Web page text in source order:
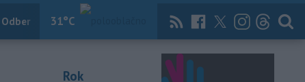
31°C
Knihy Magazín News Now Archív
Rok